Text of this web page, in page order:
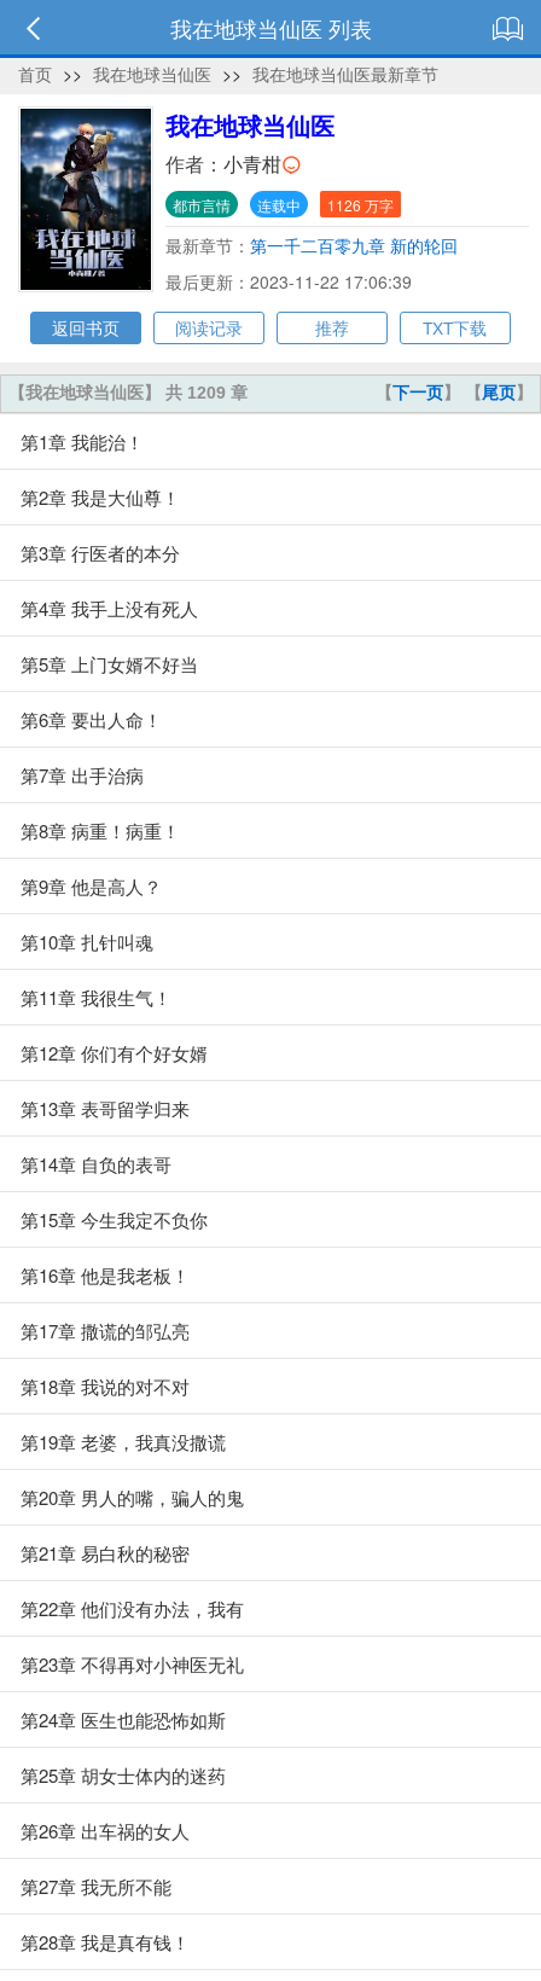
我在地球当仙医 列表
首页 >> 我在地球当仙医 >> 我在地球当仙医最新章节
我在地球当仙医
作者： 小青柑
都市言情 连载中 1126 万字
最新章节： 第一千二百零九章 新的轮回
最后更新：2023-11-22 17:06:39
返回书页
阅读记录 推荐 TXT下载
【下一页】 【尾页】
【我在地球当仙医】 共 1209 章
第1章 我能治！
第2章 我是大仙尊！
第3章 行医者的本分
第4章 我手上没有死人
第5章 上门女婿不好当
第6章 要出人命！
第7章 出手治病
第8章 病重！病重！
第9章 他是高人？
第10章 扎针叫魂
第11章 我很生气！
第12章 你们有个好女婿
第13章 表哥留学归来
第14章 自负的表哥
第15章 今生我定不负你
第16章 他是我老板！
第17章 撒谎的邹弘亮
第18章 我说的对不对
第19章 老婆，我真没撒谎
第20章 男人的嘴，骗人的鬼
第21章 易白秋的秘密
第22章 他们没有办法，我有
第23章 不得再对小神医无礼
第24章 医生也能恐怖如斯
第25章 胡女士体内的迷药
第26章 出车祸的女人
第27章 我无所不能
第28章 我是真有钱！